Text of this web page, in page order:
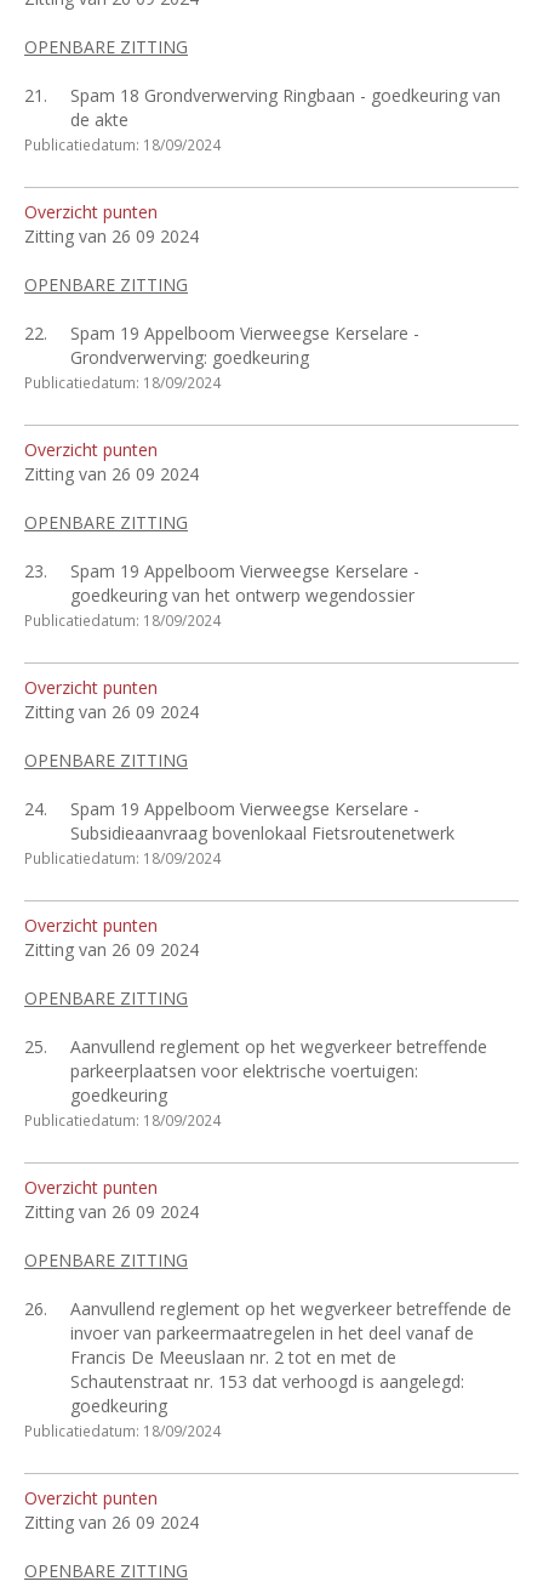
OPENBARE ZITTING
21.
Spam 18 Grondverwerving Ringbaan - goedkeuring van
de akte
Publicatiedatum: 18/09/2024
Overzicht punten
Zitting van 26 09 2024
OPENBARE ZITTING
22.
Spam 19 Appelboom Vierweegse Kerselare -
Grondverwerving: goedkeuring
Publicatiedatum: 18/09/2024
Overzicht punten
Zitting van 26 09 2024
OPENBARE ZITTING
23.
Spam 19 Appelboom Vierweegse Kerselare -
goedkeuring van het ontwerp wegendossier
Publicatiedatum: 18/09/2024
Overzicht punten
Zitting van 26 09 2024
OPENBARE ZITTING
24.
Spam 19 Appelboom Vierweegse Kerselare -
Subsidieaanvraag bovenlokaal Fietsroutenetwerk
Publicatiedatum: 18/09/2024
Overzicht punten
Zitting van 26 09 2024
OPENBARE ZITTING
25.
Aanvullend reglement op het wegverkeer betreffende
parkeerplaatsen voor elektrische voertuigen:
goedkeuring
Publicatiedatum: 18/09/2024
Overzicht punten
Zitting van 26 09 2024
OPENBARE ZITTING
26.
Aanvullend reglement op het wegverkeer betreffende de
invoer van parkeermaatregelen in het deel vanaf de
Francis De Meeuslaan nr. 2 tot en met de
Schautenstraat nr. 153 dat verhoogd is aangelegd:
goedkeuring
Publicatiedatum: 18/09/2024
Overzicht punten
Zitting van 26 09 2024
OPENBARE ZITTING